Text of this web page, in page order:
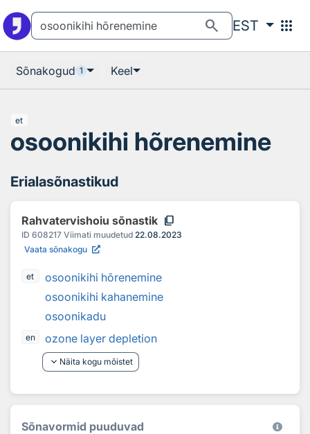
search EST apps
Sõnakogud 1 Keel
et
osoonikihi hõrenemine
Erialasõnastikud
Rahvatervishoiu sõnastik content_copy
ID 608217 Viimati muudetud 22.08.2023
Vaata sõnakogu
et
osoonikihi hõrenemine
osoonikihi kahanemine
osoonikadu
en
ozone layer depletion
keyboard_arrow_down Näita kogu mõistet
Sõnavormid puuduvad